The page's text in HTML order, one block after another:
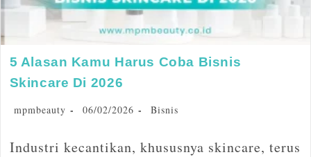
5 Alasan Kamu Harus Coba Bisnis
Skincare Di 2026
mpmbeauty 06/02/2026 Bisnis
Industri kecantikan, khususnya skincare, terus